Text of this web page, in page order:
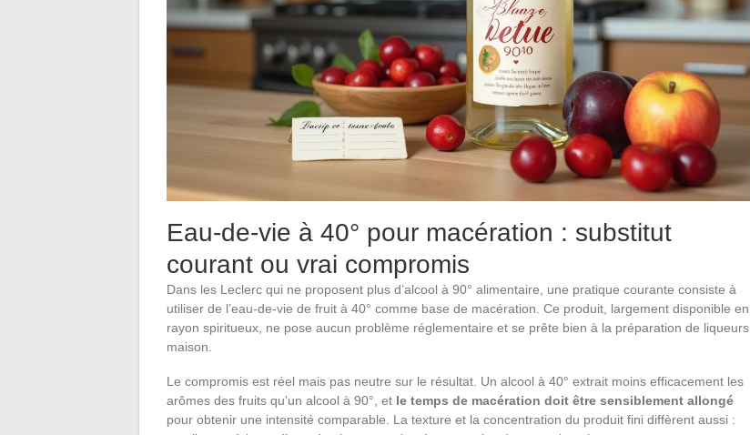
Eau-de-vie à 40° pour macération : substitut
courant ou vrai compromis
Dans les Leclerc qui ne proposent plus d’alcool à 90° alimentaire, une pratique courante consiste à
utiliser de l’eau-de-vie de fruit à 40° comme base de macération. Ce produit, largement disponible en
rayon spiritueux, ne pose aucun problème réglementaire et se prête bien à la préparation de liqueurs
maison.
Le compromis est réel mais pas neutre sur le résultat. Un alcool à 40° extrait moins efficacement les
arômes des fruits qu’un alcool à 90°, et le temps de macération doit être sensiblement allongé
pour obtenir une intensité comparable. La texture et la concentration du produit fini diffèrent aussi :